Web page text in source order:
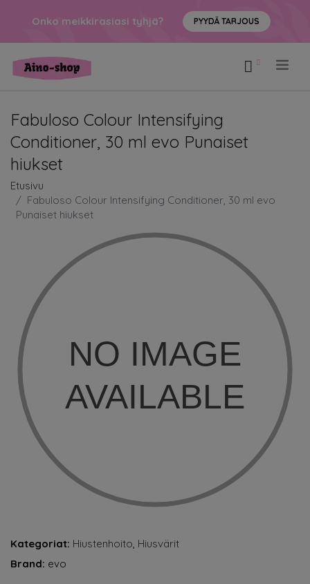
Onko meikkirasiasi tyhjä? PYYDÄ TARJOUS
Fabuloso Colour Intensifying
Conditioner, 30 ml evo Punaiset
hiukset
Etusivu
Fabuloso Colour Intensifying Conditioner, 30 ml evo
Punaiset hiukset
Kategoriat: Hiustenhoito, Hiusvärit
Brand: evo